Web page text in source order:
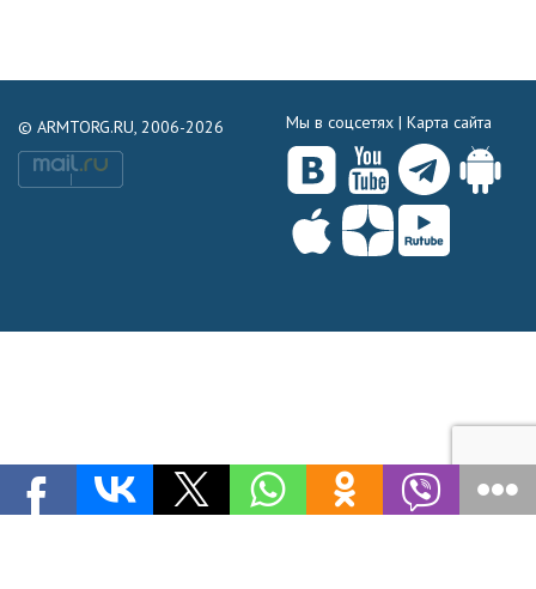
© ARMTORG.RU, 2006-2026 Мы в соцсетях | Карта сайта